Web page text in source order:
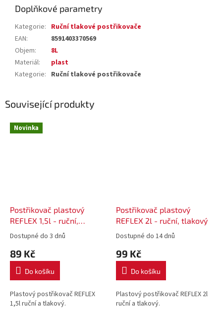
Doplňkové parametry
Kategorie: Ruční tlakové postřikovače
EAN:
8591403370569
Objem:
8L
Materiál:
plast
Kategorie: Ruční tlakové postřikovače
Související produkty
Novinka
Postřikovač plastový
REFLEX 1,5l - ruční,
Dostupné do 3 dnů
89 Kč
Do košíku
Plastový postřikovač REFLEX
1,5l ruční a tlakový.
Postřikovač plastový
REFLEX 2l - ruční, tlakový
Dostupné do 14 dnů
99 Kč
Do košíku
Plastový postřikovač REFLEX 2l
ruční a tlakový.